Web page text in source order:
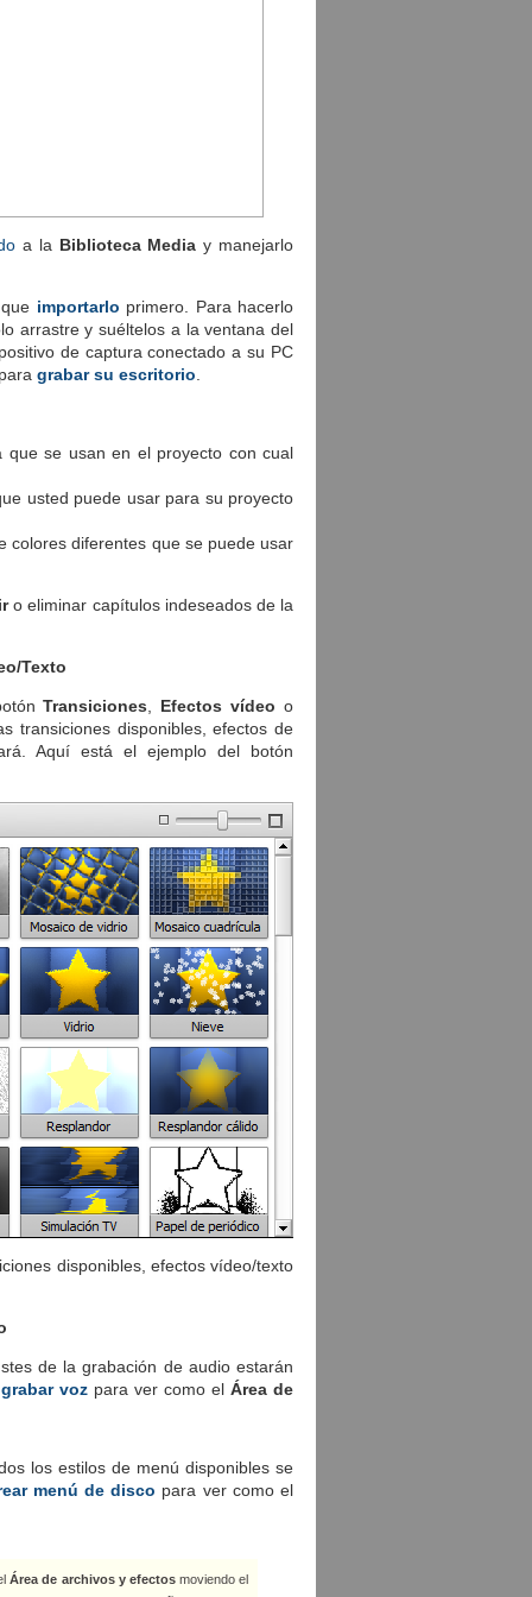
a la Biblioteca Media y manejarlo
importarlo primero. Para hacerlo
arrastre y suéltelos a la ventana del
de captura conectado a su PC
grabar su escritorio
se usan en el proyecto con cual
usted puede usar para su proyecto
colores diferentes que se puede usar
o eliminar capítulos indeseados de la
Texto
Transiciones Efectos vídeo o
transiciones disponibles, efectos de
Aquí está el ejemplo del botón
disponibles, efectos vídeo/texto
de la grabación de audio estarán
voz para ver como el Área de
los estilos de menú disponibles se
menú de disco para ver como el
Área de archivos y efectosmoviendo el